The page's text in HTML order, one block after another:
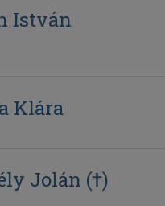
István
Klára
Jolán (†)